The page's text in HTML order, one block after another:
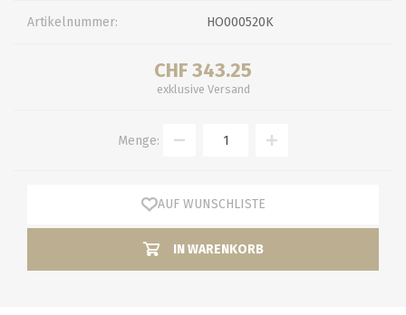
Artikelnummer: HO000520K
CHF 343.25
exklusive Versand
Menge:
AUF WUNSCHLISTE
IN WARENKORB